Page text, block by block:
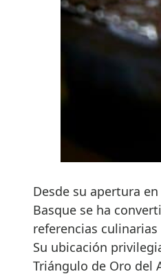
Desde su apertura en
Basque se ha
referencias
Su ubicación
Triángulo de Oro del